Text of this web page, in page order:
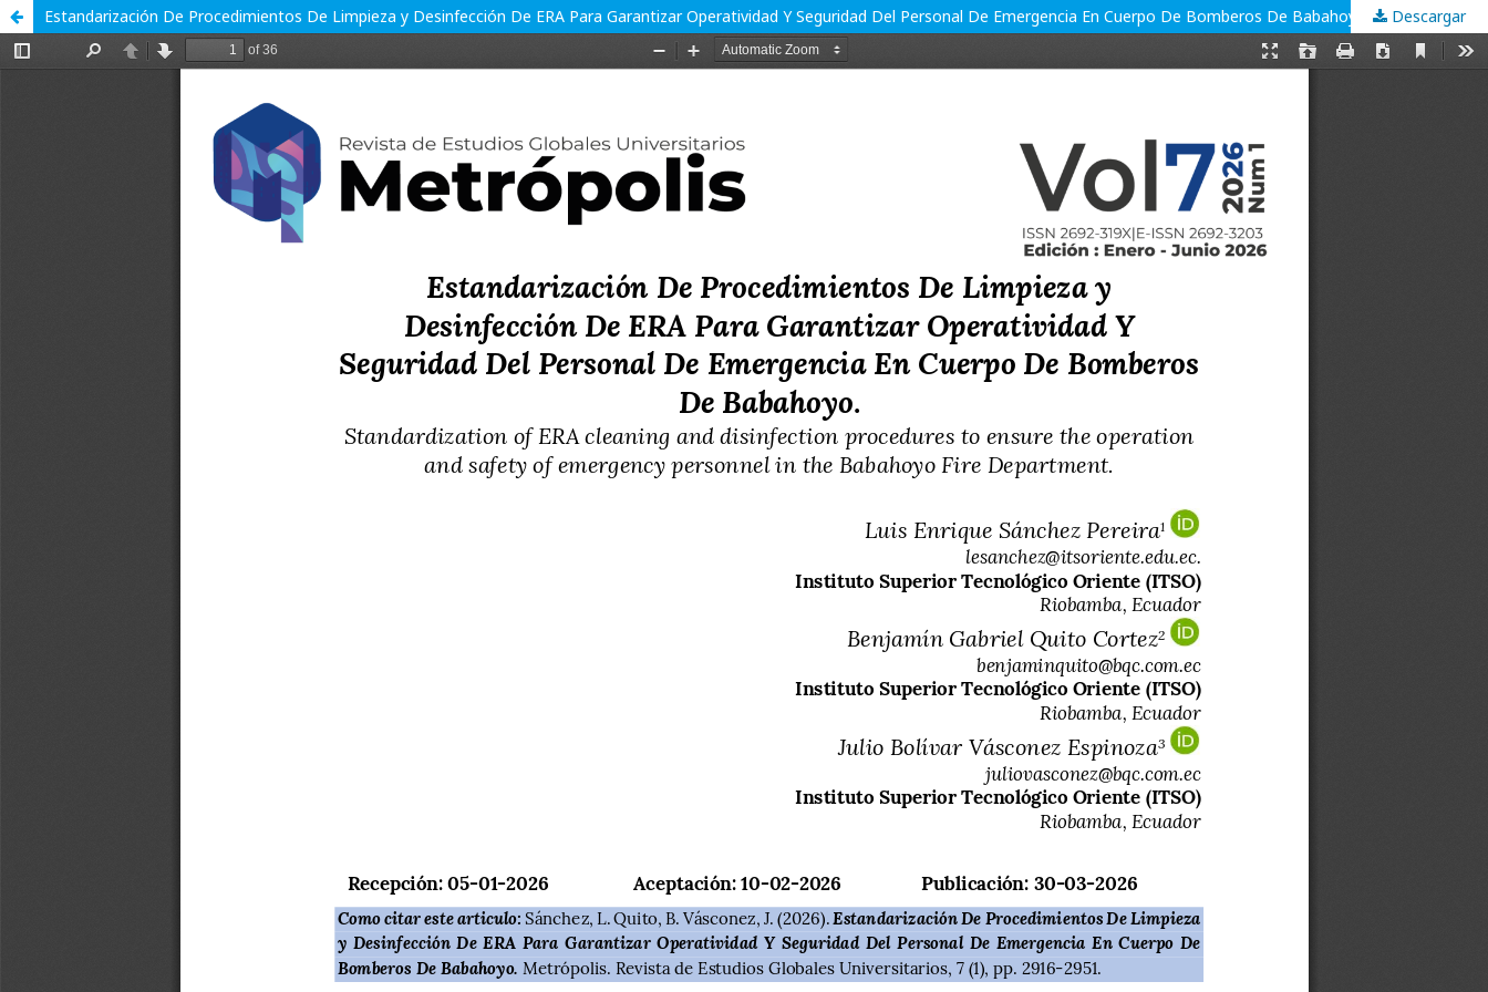
Estandarización De Procedimientos De Limpieza y Desinfección De ERA Para Garantizar Operatividad Y Seguridad Del Personal De Emergencia En Cuerpo De Bomberos De Babahoyo. Descargar